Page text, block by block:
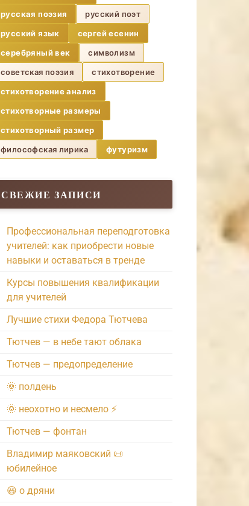
русская поэзия
русский поэт
русский язык
сергей есенин
серебряный век
символизм
советская поэзия
стихотворение
стихотворение анализ
стихотворные размеры
стихотворный размер
философская лирика
футуризм
СВЕЖИЕ ЗАПИСИ
Профессиональная переподготовка
учителей: как приобрести новые
навыки и оставаться в тренде
Курсы повышения квалификации
для учителей
Лучшие стихи Федора Тютчева
Тютчев — в небе тают облака
Тютчев — предопределение
🌞 полдень
🌞 неохотно и несмело ⚡️
Тютчев — фонтан
Владимир маяковский 📜
юбилейное
😆 о дряни